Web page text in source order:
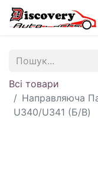
Всі товари
Направляюча
U340/U341 (Б/В)